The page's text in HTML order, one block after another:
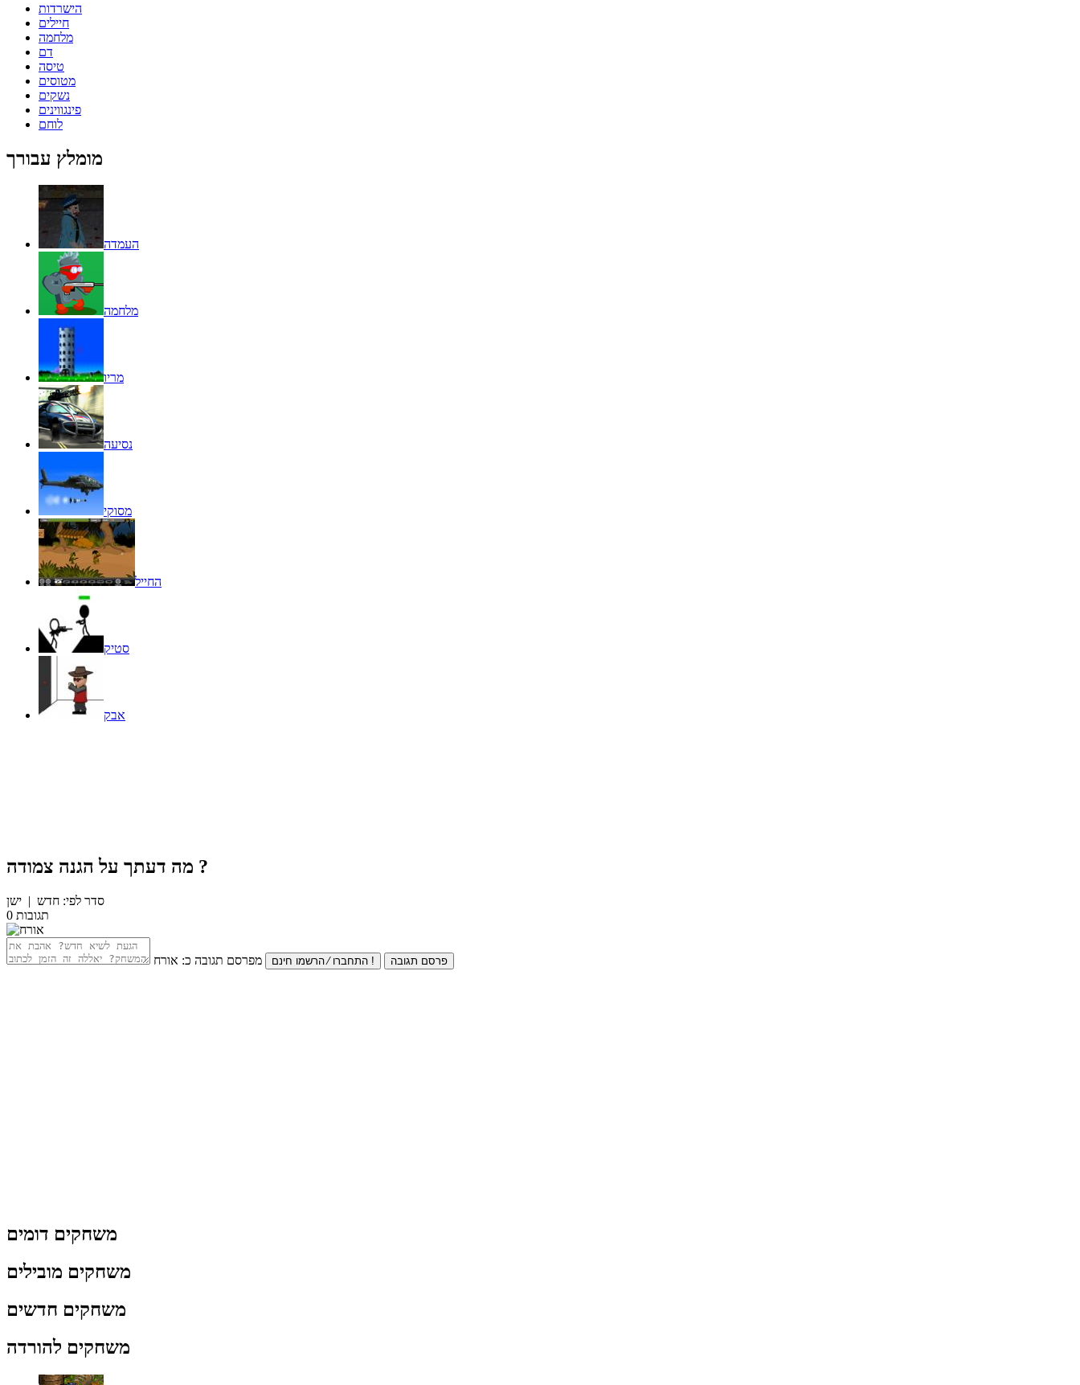
הישרדות
חיילים
מלחמה
דם
טיסה
מטוסים
נשקים
פינגווינים
לוחם
מומלץ עבורך
העמדה
מלחמה
מריו
נסיעה
מסוקי
החייל
סטיק
אבק
מה דעתך על הגנה צמודה ?
סדר לפי: חדש | ישן
0 תגובות
מפרסם תגובה כ: אורח התחברו ⁄ הרשמו חינם ! פרסם תגובה
משחקים דומים
משחקים מובילים
משחקים חדשים
משחקים להורדה